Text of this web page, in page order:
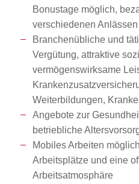
Bonustage möglich,
verschiedenen Anlässen
Branchenübliche und
Vergütung, attraktive
vermögenswirksame
Weiterbildungen,
Angebote zur
betriebliche
Mobiles Arbeiten
Arbeitsplätze und eine
Arbeitsatmosphäre